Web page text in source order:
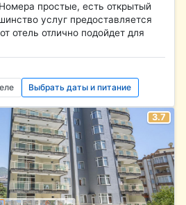
простые, есть открытый
услуг предоставляется
отель отлично подойдет для
Выбрать даты и питание
3.7